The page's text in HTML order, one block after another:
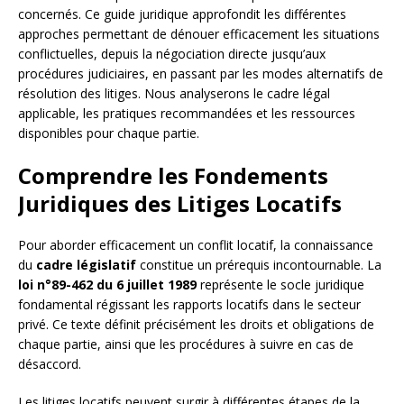
concernés. Ce guide juridique approfondit les différentes
approches permettant de dénouer efficacement les situations
conflictuelles, depuis la négociation directe jusqu’aux
procédures judiciaires, en passant par les modes alternatifs de
résolution des litiges. Nous analyserons le cadre légal
applicable, les pratiques recommandées et les ressources
disponibles pour chaque partie.
Comprendre les Fondements
Juridiques des Litiges Locatifs
Pour aborder efficacement un conflit locatif, la connaissance
du cadre législatif constitue un prérequis incontournable. La
loi n°89-462 du 6 juillet 1989représente le socle juridique
fondamental régissant les rapports locatifs dans le secteur
privé. Ce texte définit précisément les droits et obligations de
chaque partie, ainsi que les procédures à suivre en cas de
désaccord.